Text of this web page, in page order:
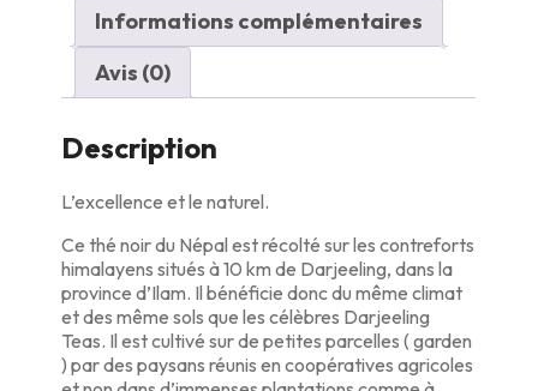
Informations complémentaires
Avis (0)
Description
L’excellence et le naturel.
Ce thé noir du Népal est récolté sur les contreforts
himalayens situés à 10 km de Darjeeling, dans la
province d’Ilam. Il bénéficie donc du même climat
et des même sols que les célèbres Darjeeling
Teas. Il est cultivé sur de petites parcelles ( garden
) par des paysans réunis en coopératives agricoles